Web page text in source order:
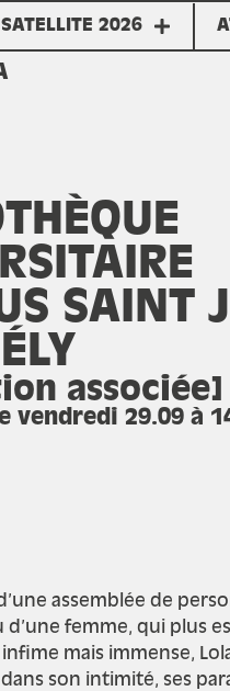
SATELLITE 2026
SAINT
associée]
vendredi 29.09 à
assemblée de
femme, qui plus
mais immense,
son intimité, ses